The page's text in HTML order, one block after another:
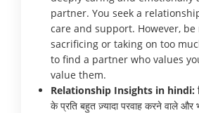
partner. You seek a
care and support. However,
sacrificing or taking on too
to find a partner who values
value them.
Relationship Insights in hindi:
के प्रति बहुत ज़्यादा परवाह करने वाले